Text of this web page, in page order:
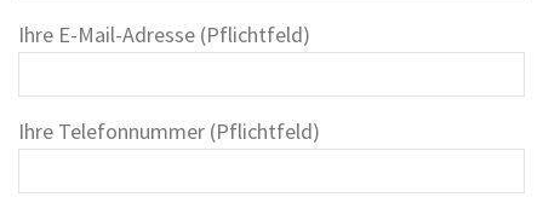
Ihre E-Mail-Adresse (Pflichtfeld)
Ihre Telefonnummer (Pflichtfeld)